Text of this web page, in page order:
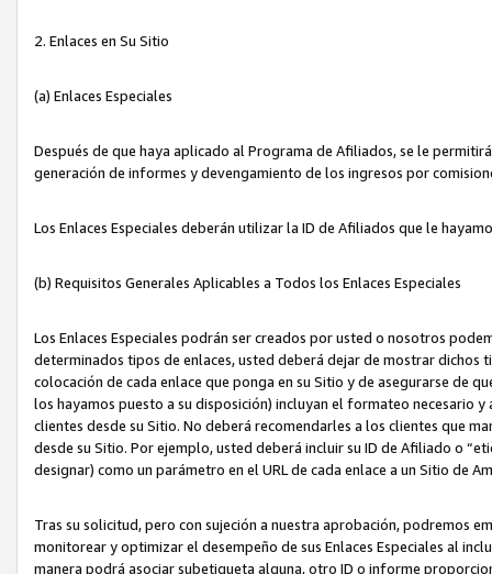
2. Enlaces en Su Sitio
(a) Enlaces Especiales
Después de que haya aplicado al Programa de Afiliados, se le
generación de informes y devengamiento de los ingresos por
Los Enlaces Especiales deberán utilizar la ID de Afiliados que le
(b) Requisitos Generales Aplicables a Todos los Enlaces Especiales
Los Enlaces Especiales podrán ser creados por usted o nosotros
determinados tipos de enlaces, usted deberá dejar de mostrar dichos
colocación de cada enlace que ponga en su Sitio y de asegurarse de
los hayamos puesto a su disposición) incluyan el formateo necesario
clientes desde su Sitio. No deberá recomendarles a los clientes que
desde su Sitio. Por ejemplo, usted deberá incluir su ID de Afiliado o
designar) como un parámetro en el URL de cada enlace a un Sitio de
Tras su solicitud, pero con sujeción a nuestra aprobación, podremos
monitorear y optimizar el desempeño de sus Enlaces Especiales al
manera podrá asociar subetiqueta alguna, otro ID o informe